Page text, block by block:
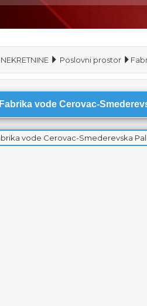
NEKRETNINE Poslovni prostor
Fabrika vode Cerovac-